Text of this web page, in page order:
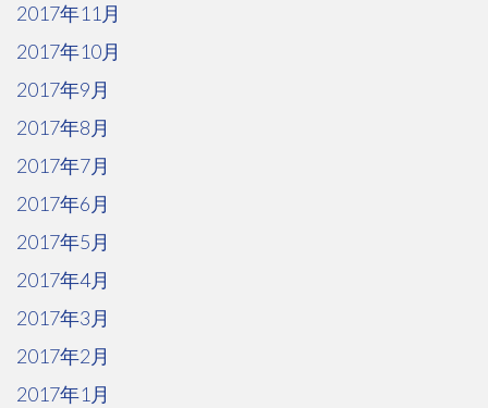
2017年11月
2017年10月
2017年9月
2017年8月
2017年7月
2017年6月
2017年5月
2017年4月
2017年3月
2017年2月
2017年1月